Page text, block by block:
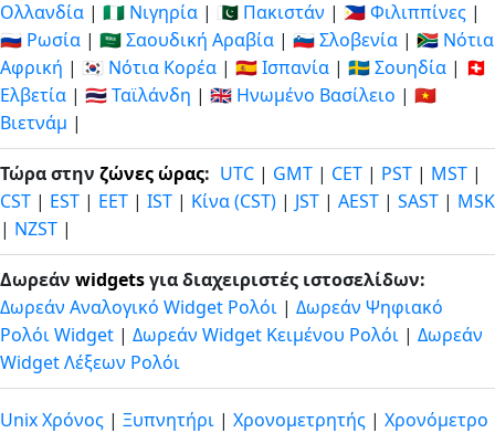
Ολλανδία | 🇳🇬 Νιγηρία | 🇵🇰 Πακιστάν | 🇵🇭 Φιλιππίνες |
🇷🇺 Ρωσία | 🇸🇦 Σαουδική Αραβία | 🇸🇮 Σλοβενία | 🇿🇦 Νότια
Αφρική | 🇰🇷 Νότια Κορέα | 🇪🇸 Ισπανία | 🇸🇪 Σουηδία | 🇨🇭
Ελβετία | 🇹🇭 Ταϊλάνδη | 🇬🇧 Ηνωμένο Βασίλειο | 🇻🇳
Βιετνάμ |
Τώρα στην ζώνες ώρας: UTC | GMT | CET | PST | MST |
CST | EST | EET | IST | Κίνα (CST) | JST | AEST | SAST | MSK
| NZST |
Δωρεάν widgetsγια διαχειριστές ιστοσελίδων:
Δωρεάν Αναλογικό Widget Ρολόι | Δωρεάν Ψηφιακό
Ρολόι Widget | Δωρεάν Widget Κειμένου Ρολόι | Δωρεάν
Widget Λέξεων Ρολόι
Unix Χρόνος | Ξυπνητήρι | Χρονομετρητής | Χρονόμετρο